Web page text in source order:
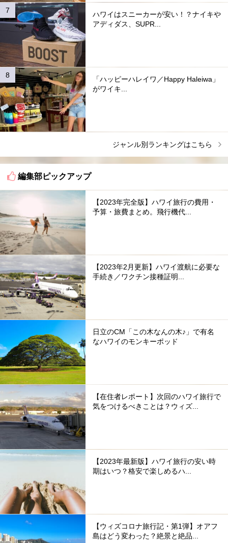
ハワイはスニーカーが安い！？ナイキや
アディダス、SUPR...
「ハッピーハレイワ／Happy Haleiwa」
がワイキ...
ジャンル別ランキングはこちら
編集部ピックアップ
【2023年完全版】ハワイ旅行の費用・
予算・旅費まとめ。飛行機代...
【2023年2月更新】ハワイ渡航に必要な
手続き／ワクチン接種証明...
日立のCM「この木なんの木♪」で有名
なハワイのモンキーポッド
【在住者レポート】次回のハワイ旅行で
気をつけるべきことは？ウィズ...
【2023年最新版】ハワイ旅行の安い時
期はいつ？格安で楽しめるハ...
【ウィズコロナ旅行記・第1弾】オアフ
島はどう変わった？絶景と絶品...